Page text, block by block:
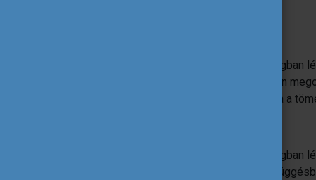
megvalósítható egy
megvalósítása érdekében, közösen
munkatársaival, ezzel is támogatva a
megvalósítható egy
tevékenységekkel szoros